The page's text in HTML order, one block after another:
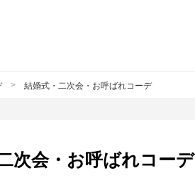
> 結婚式・二次会・お呼ばれコーデ
次会・お呼ばれコーデ